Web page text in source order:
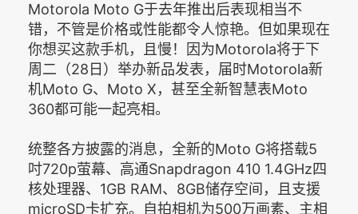
Motorola Moto G于去年推出后表现相当不
错，不管是价格或性能都令人惊艳。但如果现在
你想买这款手机，且慢！因为Motorola将于下
周二（28日）举办新品发表，届时Motorola新
机Moto G、Moto X，甚至全新智慧表Moto
360都可能一起亮相。
统整各方披露的消息，全新的Moto G将搭载5
吋720p萤幕、高通Snapdragon 410 1.4GHz四
核处理器、1GB RAM、8GB储存空间，且支援
microSD卡扩充。自拍相机为500万画素、主相